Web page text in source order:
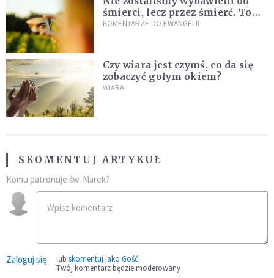
śmierci, lecz przez śmierć. To
jedna z największych tajemnic
KOMENTARZE DO EWANGELII
Czy wiara jest czymś, co da się
zobaczyć gołym okiem?
WIARA
SKOMENTUJ ARTYKUŁ
Komu patronuje św. Marek?
Zaloguj się lub skomentuj jako Gość
Twój komentarz będzie moderowany